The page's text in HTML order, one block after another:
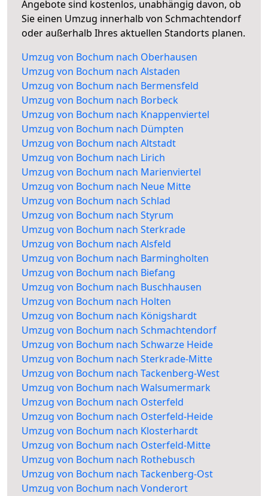
Angebote sind kostenlos, unabhängig davon, ob
Sie einen Umzug innerhalb von Schmachtendorf
oder außerhalb Ihres aktuellen Standorts planen.
Umzug von Bochum nach Oberhausen
Umzug von Bochum nach Alstaden
Umzug von Bochum nach Bermensfeld
Umzug von Bochum nach Borbeck
Umzug von Bochum nach Knappenviertel
Umzug von Bochum nach Dümpten
Umzug von Bochum nach Altstadt
Umzug von Bochum nach Lirich
Umzug von Bochum nach Marienviertel
Umzug von Bochum nach Neue Mitte
Umzug von Bochum nach Schlad
Umzug von Bochum nach Styrum
Umzug von Bochum nach Sterkrade
Umzug von Bochum nach Alsfeld
Umzug von Bochum nach Barmingholten
Umzug von Bochum nach Biefang
Umzug von Bochum nach Buschhausen
Umzug von Bochum nach Holten
Umzug von Bochum nach Königshardt
Umzug von Bochum nach Schmachtendorf
Umzug von Bochum nach Schwarze Heide
Umzug von Bochum nach Sterkrade-Mitte
Umzug von Bochum nach Tackenberg-West
Umzug von Bochum nach Walsumermark
Umzug von Bochum nach Osterfeld
Umzug von Bochum nach Osterfeld-Heide
Umzug von Bochum nach Klosterhardt
Umzug von Bochum nach Osterfeld-Mitte
Umzug von Bochum nach Rothebusch
Umzug von Bochum nach Tackenberg-Ost
Umzug von Bochum nach Vonderort